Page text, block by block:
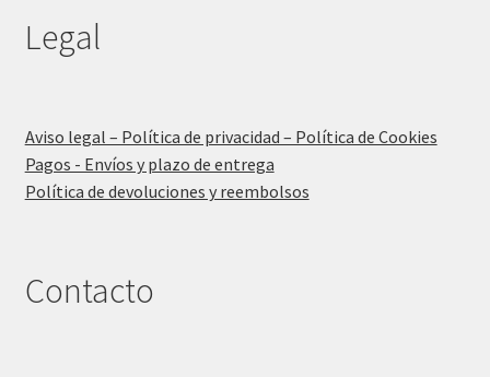
Legal
Aviso legal – Política de privacidad – Política de Cookies
Pagos - Envíos y plazo de entrega
Política de devoluciones y reembolsos
Contacto